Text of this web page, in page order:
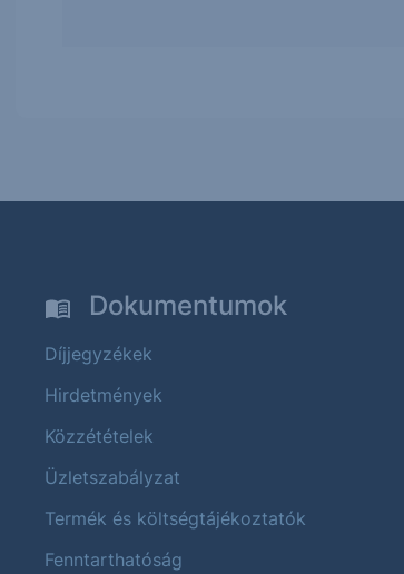
Dokumentumok
Díjjegyzékek
Hirdetmények
Közzétételek
Üzletszabályzat
Termék és költségtájékoztatók
Fenntarthatóság